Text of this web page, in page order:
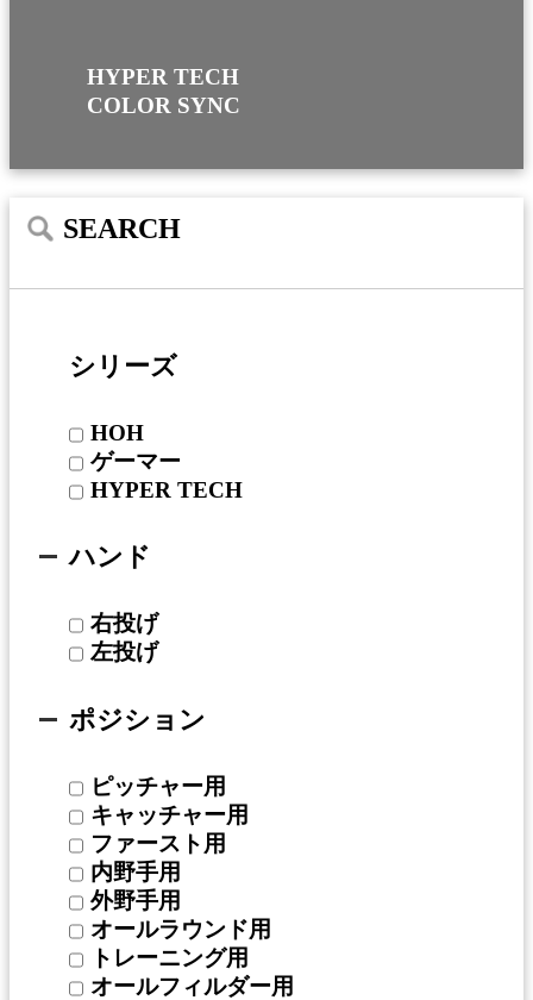
HYPER TECH
COLOR SYNC
SEARCH
シリーズ
HOH
ゲーマー
HYPER TECH
ハンド
右投げ
左投げ
ポジション
ピッチャー用
キャッチャー用
ファースト用
内野手用
外野手用
オールラウンド用
トレーニング用
オールフィルダー用